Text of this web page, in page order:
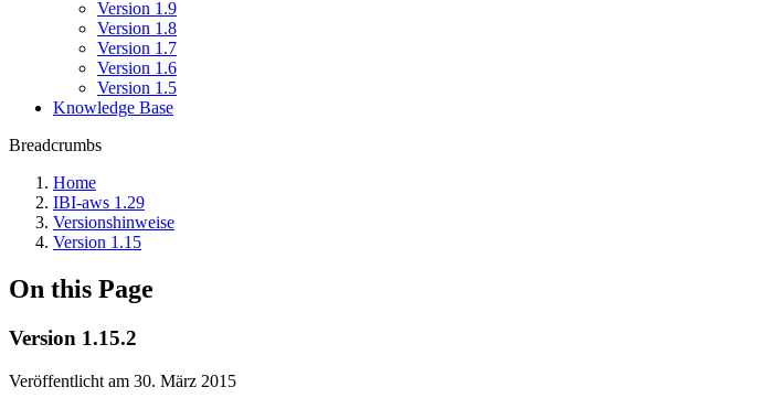
Version 1.9
Version 1.8
Version 1.7
Version 1.6
Version 1.5
Knowledge Base
Breadcrumbs
Home
IBI-aws 1.29
Versionshinweise
Version 1.15
On this Page
Version 1.15.2
Veröffentlicht am 30. März 2015